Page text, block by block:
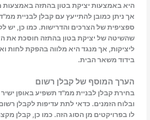
היא באמצעות יציקת בטון בהתזה
אך ניתן כמובן להתייעץ עם קבלן לבניית
ספציפית של הצרכים והדרישות. כמו כן, יש
שהשיטה של יציקת בטון בהתזה חוסכת את
ליציקות, אך מנגד היא מלווה בהפקת לחות
בידוד משאר הבית.
הערך המוסף של קבלן רשום
בחירת קבלן לבניית ממ"ד תשפיע באופן
ובלוח הזמנים. כדאי לתת עדיפות לקבלן רשום
לו בפרויקטים מן הסוג הזה. כמו כן, קבלן